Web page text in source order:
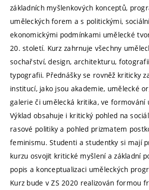
základních myšlenkových konceptů,
uměleckých forem a s politickými,
ekonomickými podmínkami umělecké
20. století. Kurz zahrnuje všechny
sochařství, design, architekturu,
typografii. Přednášky se rovněž kriticky
institucí, jako jsou akademie, umělecké
galerie či umělecká kritika, ve formování
Výklad obsahuje i kritický pohled na
rasové politiky a pohled prizmatem
feminismu. Studenti a studentky si mají
kurzu osvojit kritické myšlení a základní
popis a konceptualizaci uměleckých
Kurz bude v ZS 2020 realizován formou